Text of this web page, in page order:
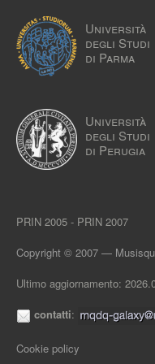
Università
degli Studi
di Parma
Università
degli Studi
di Perugia
PRIN 2005 - PRIN 2007
Copyright © 2007 —
Ultimo aggiornamento:
contatti:
Cookie policy